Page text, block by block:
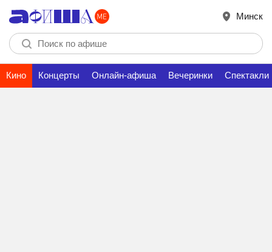
Минск
Кино Концерты Онлайн-афиша Вечеринки Спектакли